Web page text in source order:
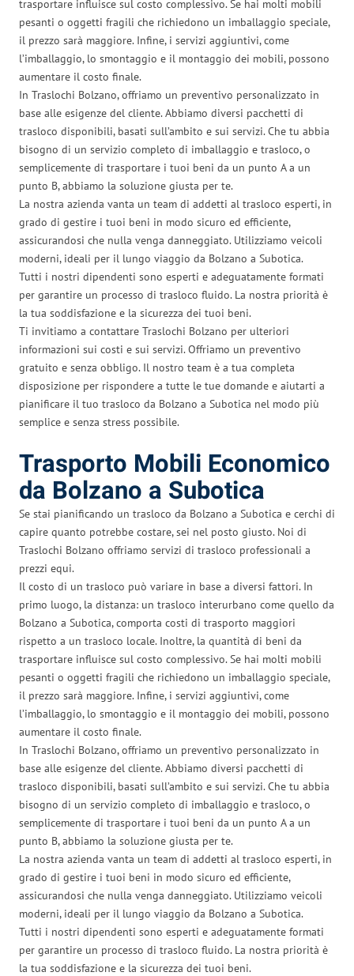
trasportare influisce sul costo complessivo. Se hai molti mobili
pesanti o oggetti fragili che richiedono un imballaggio speciale,
il prezzo sarà maggiore. Infine, i servizi aggiuntivi, come
l’imballaggio, lo smontaggio e il montaggio dei mobili, possono
aumentare il costo finale.
In Traslochi Bolzano, offriamo un preventivo personalizzato in
base alle esigenze del cliente. Abbiamo diversi pacchetti di
trasloco disponibili, basati sull’ambito e sui servizi. Che tu abbia
bisogno di un servizio completo di imballaggio e trasloco, o
semplicemente di trasportare i tuoi beni da un punto A a un
punto B, abbiamo la soluzione giusta per te.
La nostra azienda vanta un team di addetti al trasloco esperti, in
grado di gestire i tuoi beni in modo sicuro ed efficiente,
assicurandosi che nulla venga danneggiato. Utilizziamo veicoli
moderni, ideali per il lungo viaggio da Bolzano a Subotica.
Tutti i nostri dipendenti sono esperti e adeguatamente formati
per garantire un processo di trasloco fluido. La nostra priorità è
la tua soddisfazione e la sicurezza dei tuoi beni.
Ti invitiamo a contattare Traslochi Bolzano per ulteriori
informazioni sui costi e sui servizi. Offriamo un preventivo
gratuito e senza obbligo. Il nostro team è a tua completa
disposizione per rispondere a tutte le tue domande e aiutarti a
pianificare il tuo trasloco da Bolzano a Subotica nel modo più
semplice e senza stress possibile.
Trasporto Mobili Economico
da Bolzano a Subotica
Se stai pianificando un trasloco da Bolzano a Subotica e cerchi di
capire quanto potrebbe costare, sei nel posto giusto. Noi di
Traslochi Bolzano offriamo servizi di trasloco professionali a
prezzi equi.
Il costo di un trasloco può variare in base a diversi fattori. In
primo luogo, la distanza: un trasloco interurbano come quello da
Bolzano a Subotica, comporta costi di trasporto maggiori
rispetto a un trasloco locale. Inoltre, la quantità di beni da
trasportare influisce sul costo complessivo. Se hai molti mobili
pesanti o oggetti fragili che richiedono un imballaggio speciale,
il prezzo sarà maggiore. Infine, i servizi aggiuntivi, come
l’imballaggio, lo smontaggio e il montaggio dei mobili, possono
aumentare il costo finale.
In Traslochi Bolzano, offriamo un preventivo personalizzato in
base alle esigenze del cliente. Abbiamo diversi pacchetti di
trasloco disponibili, basati sull’ambito e sui servizi. Che tu abbia
bisogno di un servizio completo di imballaggio e trasloco, o
semplicemente di trasportare i tuoi beni da un punto A a un
punto B, abbiamo la soluzione giusta per te.
La nostra azienda vanta un team di addetti al trasloco esperti, in
grado di gestire i tuoi beni in modo sicuro ed efficiente,
assicurandosi che nulla venga danneggiato. Utilizziamo veicoli
moderni, ideali per il lungo viaggio da Bolzano a Subotica.
Tutti i nostri dipendenti sono esperti e adeguatamente formati
per garantire un processo di trasloco fluido. La nostra priorità è
la tua soddisfazione e la sicurezza dei tuoi beni.